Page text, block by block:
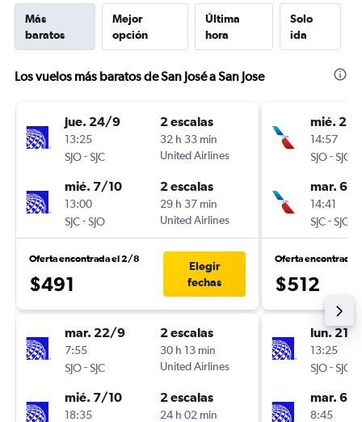
Más
baratos
Mejor
opción
Última
hora
Solo
ida
Los vuelos más baratos de San José a San Jose
jue. 24/9
13:25
SJO-SJC
2 escalas
32 h 33 min
United Airlines
mié. 7/10
13:00
SJC-SJO
2 escalas
29 h 37 min
United Airlines
Oferta encontrada el 2/8
$491
Elegir
fechas
mar. 22/9
7:55
SJO-SJC
2 escalas
30 h 13 min
United Airlines
mié. 7/10
18:35
2 escalas
24 h 02 min
mié.
14:57
SJO-SJC
mar. 6/
14:41
SJC-SJO
Oferta encontrada
$512
lun. 21/
13:25
SJO-SJC
mar. 6/
8:45